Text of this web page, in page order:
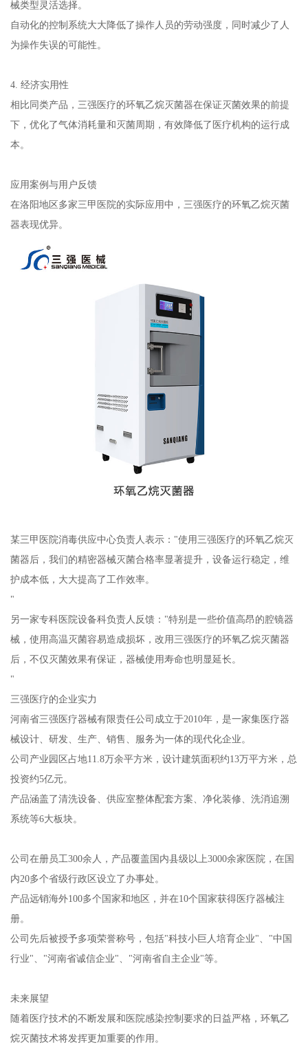
械类型灵活选择。
自动化的控制系统大大降低了操作人员的劳动强度，同时减少了人
为操作失误的可能性。
4. 经济实用性
相比同类产品，三强医疗的环氧乙烷灭菌器在保证灭菌效果的前提
下，优化了气体消耗量和灭菌周期，有效降低了医疗机构的运行成
本。
应用案例与用户反馈
在洛阳地区多家三甲医院的实际应用中，三强医疗的环氧乙烷灭菌
器表现优异。
某三甲医院消毒供应中心负责人表示："使用三强医疗的环氧乙烷灭
菌器后，我们的精密器械灭菌合格率显著提升，设备运行稳定，维
护成本低，大大提高了工作效率。
"
另一家专科医院设备科负责人反馈："特别是一些价值高昂的腔镜器
械，使用高温灭菌容易造成损坏，改用三强医疗的环氧乙烷灭菌器
后，不仅灭菌效果有保证，器械使用寿命也明显延长。
"
三强医疗的企业实力
河南省三强医疗器械有限责任公司成立于2010年，是一家集医疗器
械设计、研发、生产、销售、服务为一体的现代化企业。
公司产业园区占地11.8万余平方米，设计建筑面积约13万平方米，总
投资约5亿元。
产品涵盖了清洗设备、供应室整体配套方案、净化装修、洗消追溯
系统等6大板块。
公司在册员工300余人，产品覆盖国内县级以上3000余家医院，在国
内20多个省级行政区设立了办事处。
产品远销海外100多个国家和地区，并在10个国家获得医疗器械注
册。
公司先后被授予多项荣誉称号，包括"科技小巨人培育企业"、"中国
行业"、"河南省诚信企业"、"河南省自主企业"等。
未来展望
随着医疗技术的不断发展和医院感染控制要求的日益严格，环氧乙
烷灭菌技术将发挥更加重要的作用。